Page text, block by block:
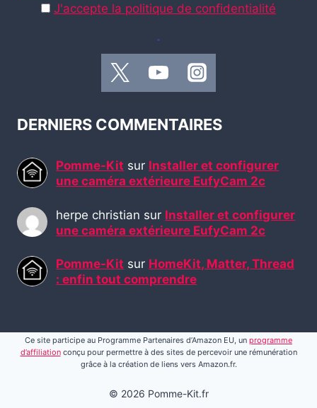
J'accepte la politique de confidentialité
.
DERNIERS COMMENTAIRES
Pomme-Kit sur Installer et configurer
une caméra extérieure EufyCam 2c
herpe christian sur Installer et configurer
une caméra extérieure EufyCam 2c
Pomme-Kit sur HomeKit, Matter, Thread
: enfin tout comprendre
Ce site participe au Programme Partenaires d’Amazon EU, un programme
d’affiliationconçu pour permettre à des sites de percevoir une rémunération
grâce à la création de liens vers Amazon.fr.
© 2026 Pomme-Kit.fr